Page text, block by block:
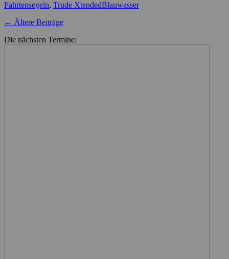
Kategorien
Fahrtensegeln, Trude XtendedSchlagworte
Blauwasser
Beitragsnavigation
← Ältere Beiträge
Die nächsten Termine: